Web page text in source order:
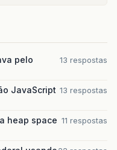
pelo
13 respostas
JavaScript 13 respostas
heap space 11 respostas